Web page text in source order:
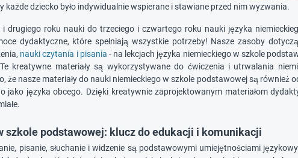
każde dziecko było indywidualnie wspierane i stawiane przed nim wyzwania.
i drugiego roku nauki do trzeciego i czwartego roku nauki języka
dydaktyczne, które spełniają wszystkie potrzeby! Nasze zasoby
nauki czytania i pisania - na lekcjach języka niemieckiego w szkole
kreatywne materiały są wykorzystywane do ćwiczenia i utrwalania
że nasze materiały do nauki niemieckiego w szkole podstawowej są również
jako języka obcego. Dzięki kreatywnie zaprojektowanym materiałom
szkole podstawowej: klucz do edukacji i komunikacji
pisanie, słuchanie i widzenie są podstawowymi umiejętnościami